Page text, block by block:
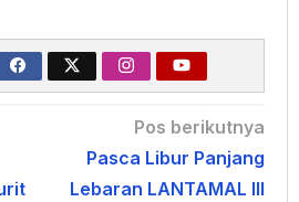
Pos berikutnya
Pasca Libur Panjang
Lebaran LANTAMAL III